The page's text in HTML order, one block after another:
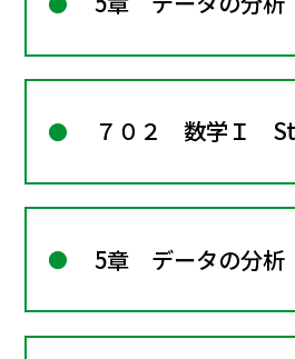
７０２ 数学Ｉ
5章 データの分析